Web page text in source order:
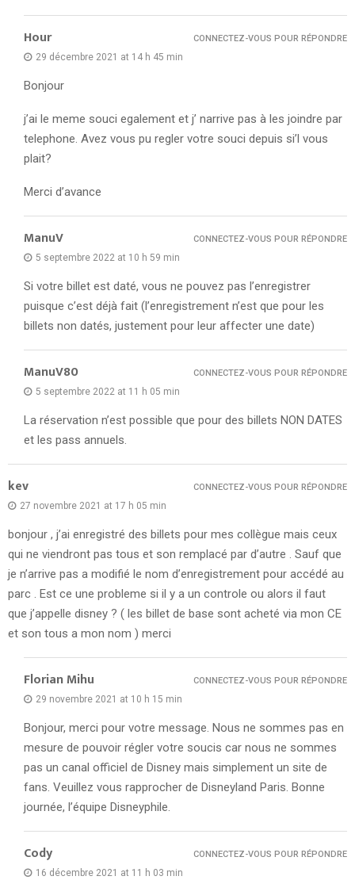
Hour
29 décembre 2021 at 14 h 45 min
Bonjour
j’ai le meme souci egalement et j’ narrive pas à les joindre par
telephone. Avez vous pu regler votre souci depuis si’l vous
plait?
Merci d’avance
CONNECTEZ-VOUS POUR RÉPONDRE
ManuV
5 septembre 2022 at 10 h 59 min
Si votre billet est daté, vous ne pouvez pas l’enregistrer
puisque c’est déjà fait (l’enregistrement n’est que pour les
billets non datés, justement pour leur affecter une date)
CONNECTEZ-VOUS POUR RÉPONDRE
ManuV80
5 septembre 2022 at 11 h 05 min
La réservation n’est possible que pour des billets NON DATES
et les pass annuels.
CONNECTEZ-VOUS POUR RÉPONDRE
kev
27 novembre 2021 at 17 h 05 min
bonjour , j’ai enregistré des billets pour mes collègue mais ceux
qui ne viendront pas tous et son remplacé par d’autre . Sauf que
je n’arrive pas a modifié le nom d’enregistrement pour accédé au
parc . Est ce une probleme si il y a un controle ou alors il faut
que j’appelle disney ? ( les billet de base sont acheté via mon CE
et son tous a mon nom ) merci
CONNECTEZ-VOUS POUR RÉPONDRE
Florian Mihu
29 novembre 2021 at 10 h 15 min
Bonjour, merci pour votre message. Nous ne sommes pas en
mesure de pouvoir régler votre soucis car nous ne sommes
pas un canal officiel de Disney mais simplement un site de
fans. Veuillez vous rapprocher de Disneyland Paris. Bonne
journée, l’équipe Disneyphile.
CONNECTEZ-VOUS POUR RÉPONDRE
Cody
16 décembre 2021 at 11 h 03 min
CONNECTEZ-VOUS POUR RÉPONDRE